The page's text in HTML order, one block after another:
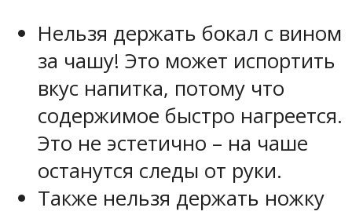
Нельзя держать бокал с вином
за чашу! Это может испортить
вкус напитка, потому что
содержимое быстро нагреется.
Это не эстетично – на чаше
останутся следы от руки.
Также нельзя держать ножку